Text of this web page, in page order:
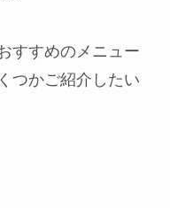
すすめのメニュー
つかご紹介したい